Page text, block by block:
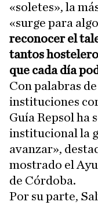
«soletes», la
«surge para
reconocer el
tantos
que cada día
Con palabras
instituciones
Guía Repsol ha
institucional la
avanzar»,
mostrado el
de Córdoba.
Por su parte,